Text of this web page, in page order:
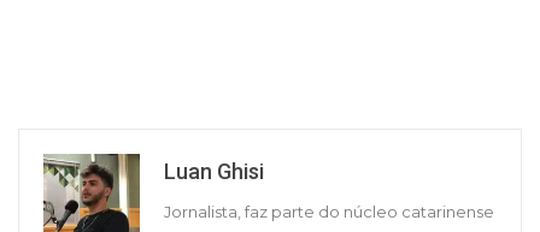
Luan Ghisi
Jornalista, faz parte do núcleo catarinense